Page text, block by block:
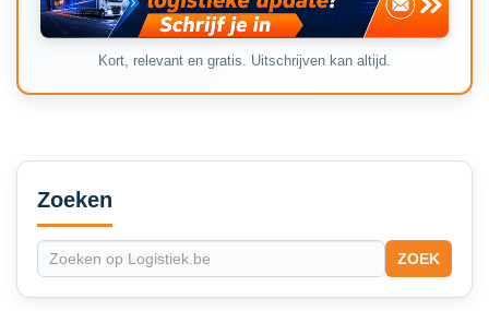
Kort, relevant en gratis. Uitschrijven kan altijd.
Secondary
Sidebar
Zoeken
ZOEK